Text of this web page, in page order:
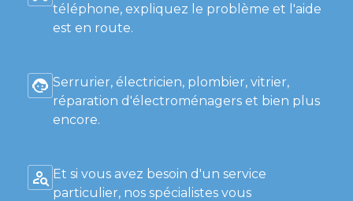
téléphone, expliquez le problème et l'aide
est en route.
Serrurier, électricien, plombier, vitrier,
réparation d'électroménagers et bien plus
encore.
Et si vous avez besoin d'un service
particulier, nos spécialistes vous